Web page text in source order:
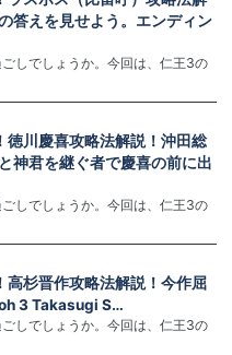
答えを見せよう。エンディン
しでしょうか。今回は、仁王3の
徳川慶喜攻略法解説！沖田総
神君を継ぐ者で慶喜の前に出
しでしょうか。今回は、仁王3の
高杉晋作攻略法解説！今作屈
3 Takasugi S…
しでしょうか。今回は、仁王3の